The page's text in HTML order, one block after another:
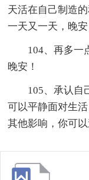
天活在自己制造
一天又一天，晚安
104、再多一
晚安！
105、承认自
可以平静面对生
其他影响，你可